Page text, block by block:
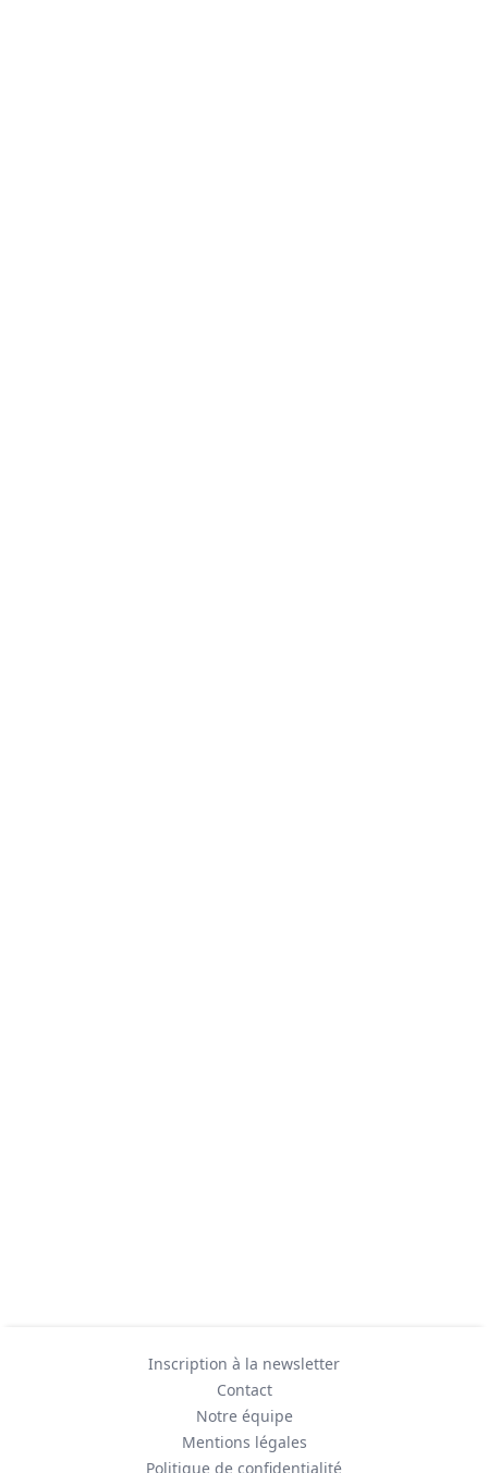
Inscription à la newsletter
Contact
Notre équipe
Mentions légales
Politique de confidentialité